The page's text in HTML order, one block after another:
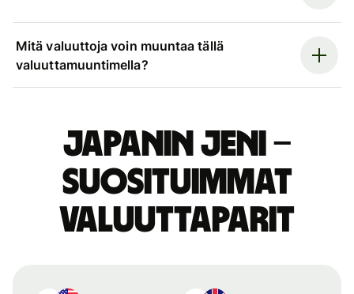
Mitä valuuttoja voin muuntaa tällä
valuuttamuuntimella?
Japanin jeni –
suosituimmat
valuuttaparit